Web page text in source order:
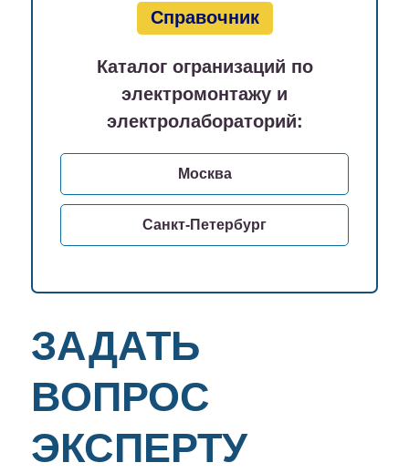
Справочник
Каталог огранизаций по
электромонтажу и
электролабораторий:
Москва
Санкт-Петербург
ЗАДАТЬ
ВОПРОС
ЭКСПЕРТУ